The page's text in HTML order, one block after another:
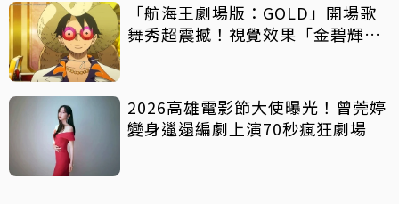
「航海王劇場版：GOLD」開場歌
舞秀超震撼！視覺效果「金碧輝
2026高雄電影節大使曝光！曾莞婷
變身邋遢編劇上演70秒瘋狂劇場